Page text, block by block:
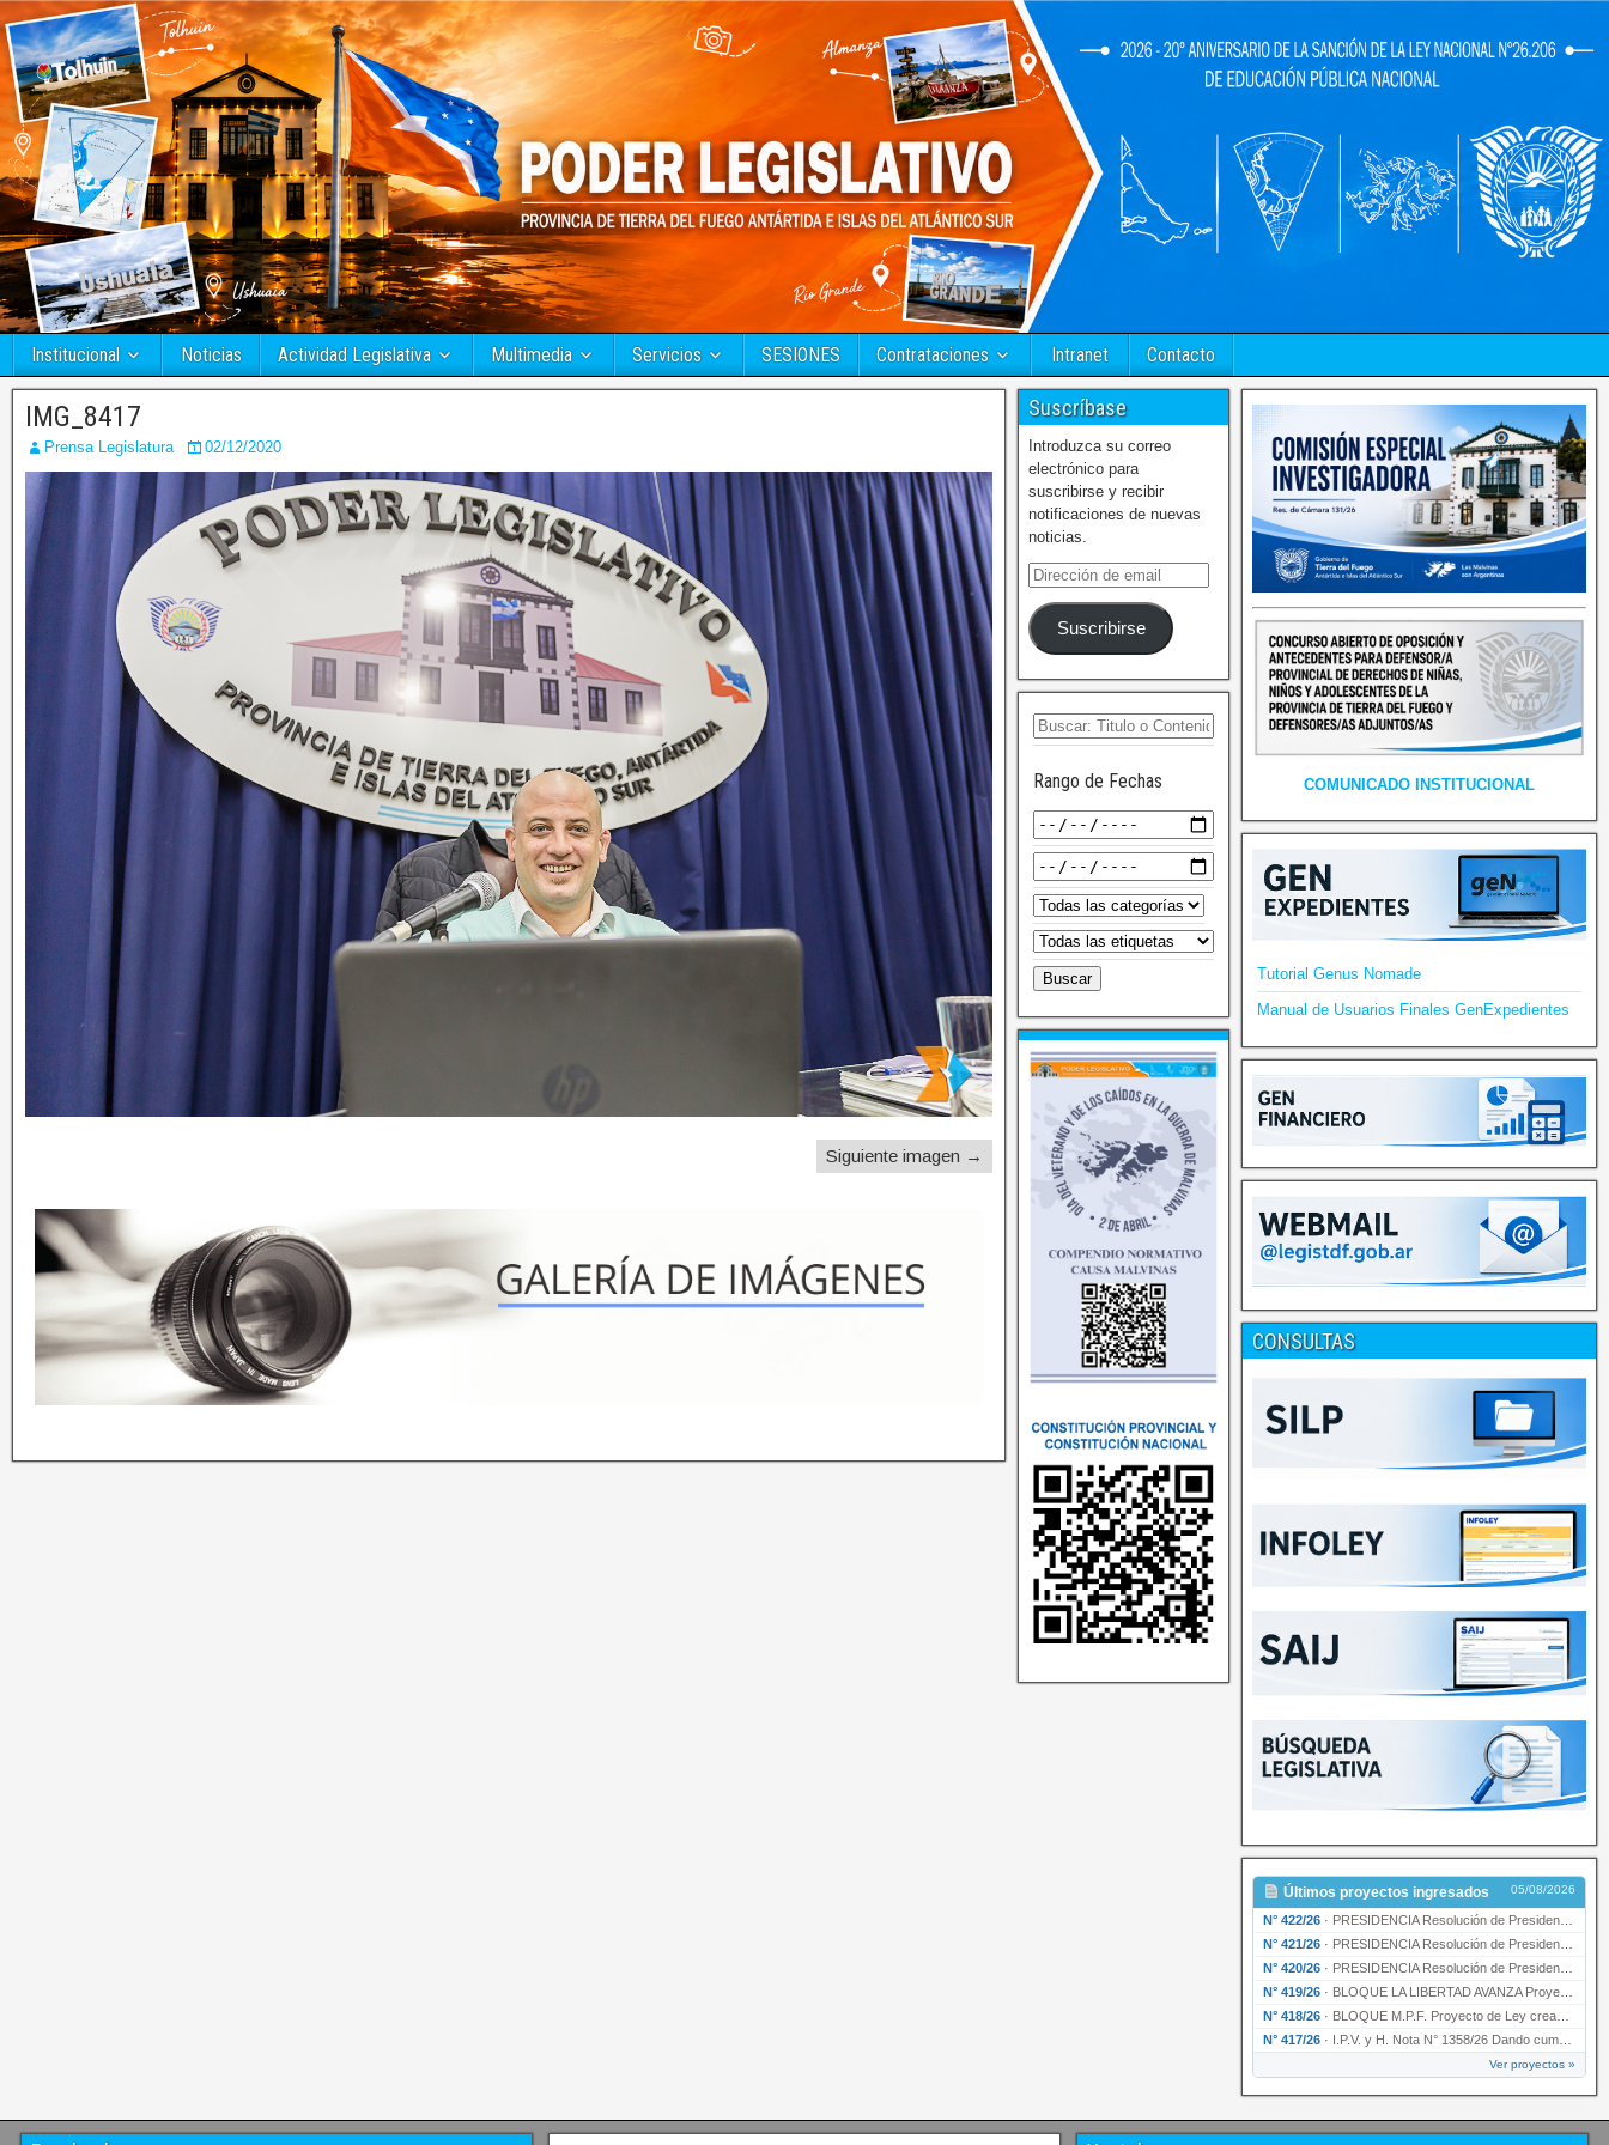
Institucional Noticias Actividad Legislativa Multimedia Servicios SESIONES Contrataciones Intranet Contacto
IMG_8417
Prensa Legislatura 02/12/2020
Siguiente imagen →
Suscríbase
Introduzca su correo
electrónico para
suscribirse y recibir
notificaciones de nuevas
noticias.
Suscribirse
Rango de Fechas COMUNICADO INSTITUCIONAL
Tutorial Genus Nomade
Manual de Usuarios Finales GenExpedientes
CONSULTAS
Últimos proyectos ingresados 05/08/2026
N° 422/26 · PRESIDENCIA Resolución de Presidencia N° 200/26 para su ratificación.
N° 421/26 · PRESIDENCIA Resolución de Presidencia N° 199/26 para su ratificación.
N° 420/26 · PRESIDENCIA Resolución de Presidencia N° 198/26 para su ratificación.
N° 419/26 · BLOQUE LA LIBERTAD AVANZA Proyecto de Ley declarando la esencialidad del servicio educativ…
N° 418/26 · BLOQUE M.P.F. Proyecto de Ley creando el Ente Único Regulador de servicios públicos de la …
N° 417/26 · I.P.V. y H. Nota N° 1358/26 Dando cumplimiento al artículo 29 de la Ley provincial N° 1399…
Ver proyectos »